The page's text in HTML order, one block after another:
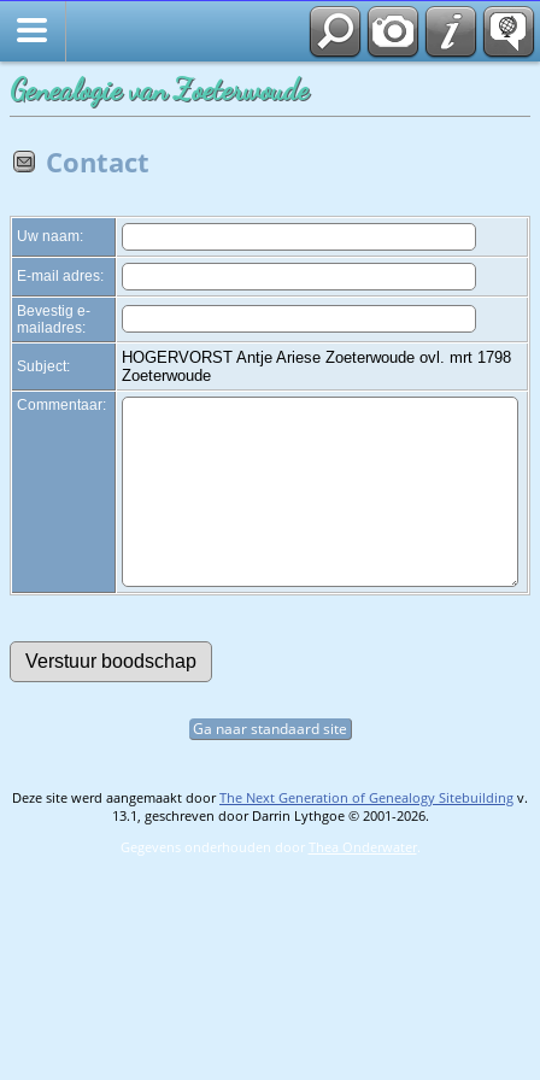
Genealogie van Zoeterwoude
Contact
Uw naam:
E-mail adres:
Bevestig e-
mailadres:
Subject:
HOGERVORST Antje Ariese Zoeterwoude ovl. mrt 1798
Zoeterwoude
Commentaar:
Ga naar standaard site
Deze site werd aangemaakt doorThe Next Generation of Genealogy Sitebuilding v.
13.1, geschreven door Darrin Lythgoe © 2001-2026.
Gegevens onderhouden door Thea Onderwater.